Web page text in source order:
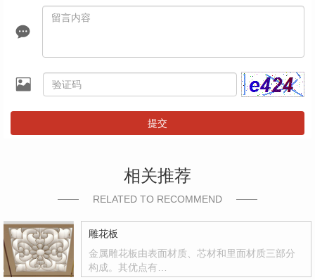
提交
相关推荐
RELATED TO RECOMMEND
雕花板
金属雕花板由表面材质、芯材和里面材质三部分
构成。其优点有…